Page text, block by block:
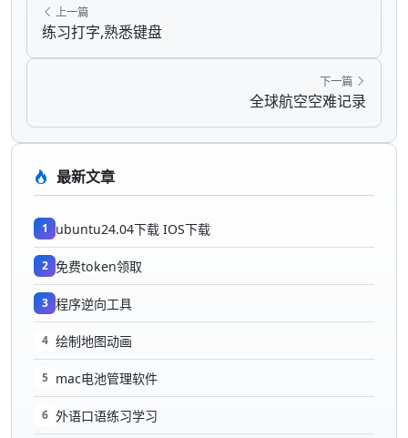
上一篇
练习打字,熟悉键盘
下一篇
全球航空空难记录
最新文章
1 ubuntu24.04下载 IOS下载
2 免费token领取
3 程序逆向工具
4 绘制地图动画
5 mac电池管理软件
6 外语口语练习学习